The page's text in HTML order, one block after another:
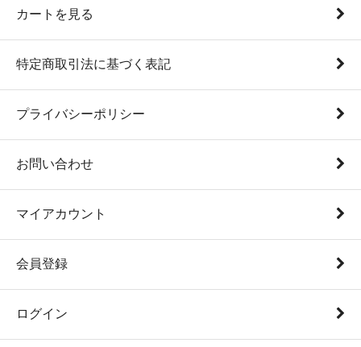
カートを見る
特定商取引法に基づく表記
プライバシーポリシー
お問い合わせ
マイアカウント
会員登録
ログイン